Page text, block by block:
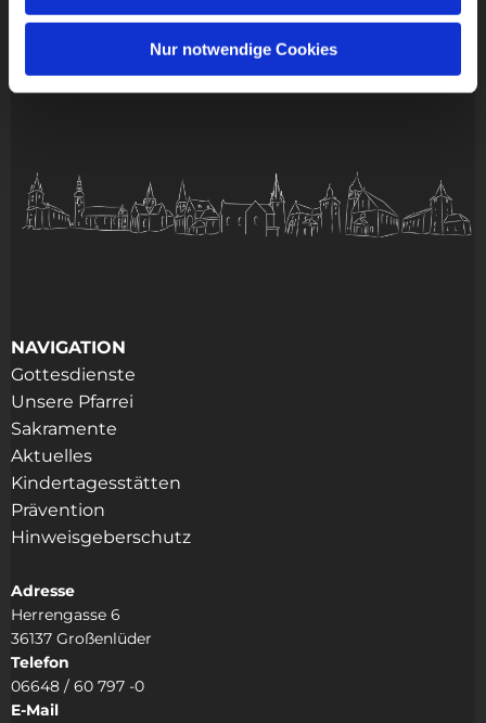
Nur notwendige Cookies
NAVIGATION
Gottesdienste
Unsere Pfarrei
Sakramente
Aktuelles
Kindertagesstätten
Prävention
Hinweisgeberschutz
Adresse
Herrengasse 6
36137 Großenlüder
Telefon
06648 / 60 797 -0
E-Mail